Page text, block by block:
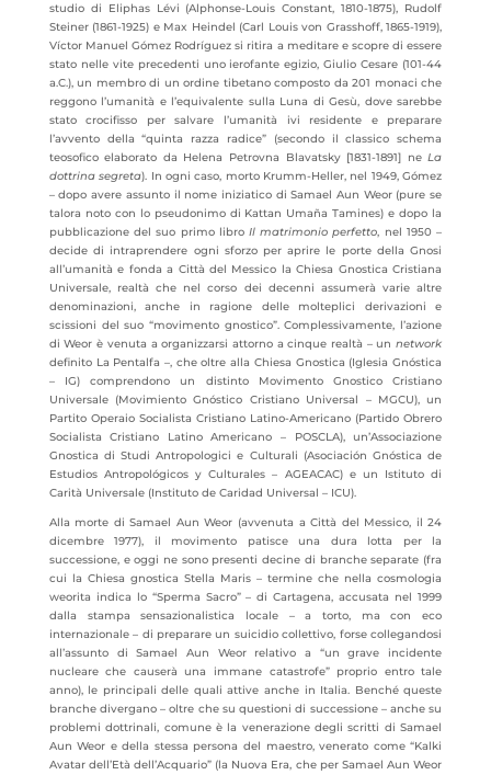
studio di Eliphas Lévi (Alphonse-Louis Constant, 1810-1875), Rudolf
Steiner (1861-1925) e Max Heindel (Carl Louis von Grasshoff, 1865-1919),
Víctor Manuel Gómez Rodríguez si ritira a meditare e scopre di essere
stato nelle vite precedenti uno ierofante egizio, Giulio Cesare (101-44
a.C.), un membro di un ordine tibetano composto da 201 monaci che
reggono l’umanità e l’equivalente sulla Luna di Gesù, dove sarebbe
stato crocifisso per salvare l’umanità ivi residente e preparare
l’avvento della “quinta razza radice” (secondo il classico schema
teosofico elaborato da Helena Petrovna Blavatsky [1831-1891] neLa
dottrina segreta). In ogni caso, morto Krumm-Heller, nel 1949, Gómez
– dopo avere assunto il nome iniziatico di Samael Aun Weor (pure se
talora noto con lo pseudonimo di Kattan Umaña Tamines) e dopo la
pubblicazione del suo primo libro Il matrimonio perfetto, nel 1950 –
decide di intraprendere ogni sforzo per aprire le porte della Gnosi
all’umanità e fonda a Città del Messico la Chiesa Gnostica Cristiana
Universale, realtà che nel corso dei decenni assumerà varie altre
denominazioni, anche in ragione delle molteplici derivazioni e
scissioni del suo “movimento gnostico”. Complessivamente, l’azione
di Weor è venuta a organizzarsi attorno a cinque realtà – unnetwork
definito La Pentalfa –, che oltre alla Chiesa Gnostica (Iglesia Gnóstica
– IG) comprendono un distinto Movimento Gnostico Cristiano
Universale (Movimiento Gnóstico Cristiano Universal – MGCU), un
Partito Operaio Socialista Cristiano Latino-Americano (Partido Obrero
Socialista Cristiano Latino Americano – POSCLA), un’Associazione
Gnostica di Studi Antropologici e Culturali (Asociación Gnóstica de
Estudios Antropológicos y Culturales – AGEACAC) e un Istituto di
Carità Universale (Instituto de Caridad Universal – ICU).
Alla morte di Samael Aun Weor (avvenuta a Città del Messico, il 24
dicembre 1977), il movimento patisce una dura lotta per la
successione, e oggi ne sono presenti decine di branche separate (fra
cui la Chiesa gnostica Stella Maris – termine che nella cosmologia
weorita indica lo “Sperma Sacro” – di Cartagena, accusata nel 1999
dalla stampa sensazionalistica locale – a torto, ma con eco
internazionale – di preparare un suicidio collettivo, forse collegandosi
all’assunto di Samael Aun Weor relativo a “un grave incidente
nucleare che causerà una immane catastrofe” proprio entro tale
anno), le principali delle quali attive anche in Italia. Benché queste
branche divergano – oltre che su questioni di successione – anche su
problemi dottrinali, comune è la venerazione degli scritti di Samael
Aun Weor e della stessa persona del maestro, venerato come “Kalki
Avatar dell’Età dell’Acquario” (la Nuova Era, che per Samael Aun Weor